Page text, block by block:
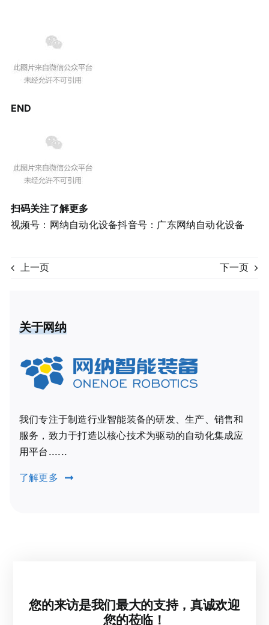
END
扫码关注了解更多
视频号：网纳自动化设备抖音号：广东网纳自动化设备
上一页 下一页
关于网纳
我们专注于制造行业智能装备的研发、生产、销售和
服务，致力于打造以核心技术为驱动的自动化集成应
用平台......
了解更多
您的来访是我们最大的支持，真诚欢迎
您的莅临！